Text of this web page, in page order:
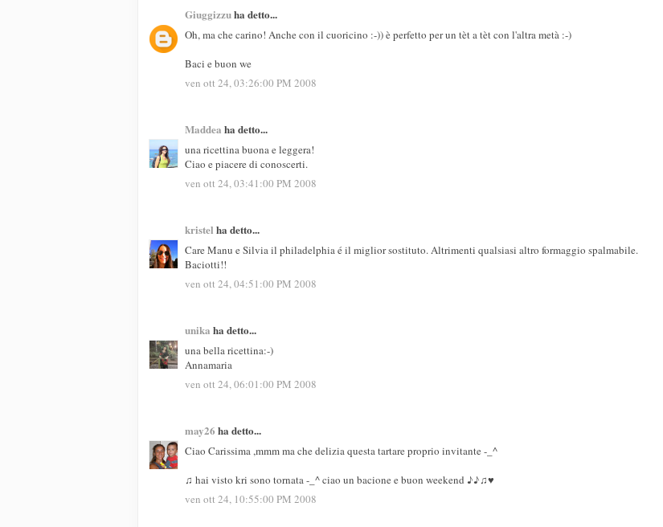
Giuggizzuha detto...
Oh, ma che carino! Anche con il cuoricino :-)) è perfetto per un tèt a tèt con l'altra metà :-)
Baci e buon we
ven ott 24, 03:26:00 PM 2008
Maddea ha detto...
una ricettina buona e leggera!
Ciao e piacere di conoscerti.
ven ott 24, 03:41:00 PM 2008
kristel ha detto...
Care Manu e Silvia il philadelphia é il miglior sostituto. Altrimenti qualsiasi altro formaggio spalmabile.
Baciotti!!
ven ott 24, 04:51:00 PM 2008
unika ha detto...
una bella ricettina:-)
Annamaria
ven ott 24, 06:01:00 PM 2008
may26 ha detto...
Ciao Carissima ,mmm ma che delizia questa tartare proprio invitante -_^
♫ hai visto kri sono tornata -_^ ciao un bacione e buon weekend ♪♪♫♥
ven ott 24, 10:55:00 PM 2008